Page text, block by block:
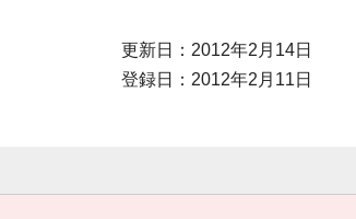
更新日：2012年2月14日
登録日：2012年2月11日